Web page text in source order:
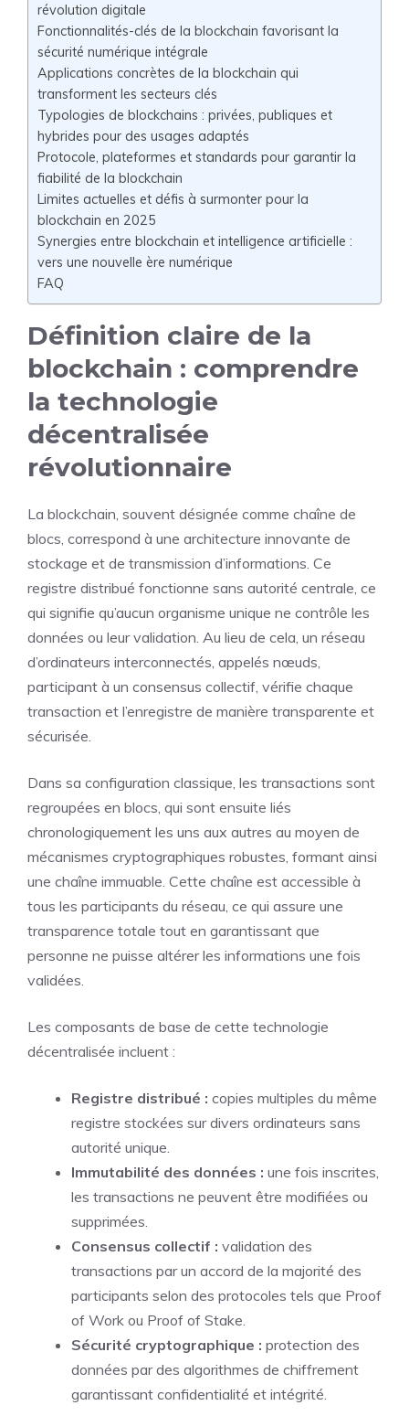
révolution digitale
Fonctionnalités-clés de la blockchain favorisant la
sécurité numérique intégrale
Applications concrètes de la blockchain qui
transforment les secteurs clés
Typologies de blockchains : privées, publiques et
hybrides pour des usages adaptés
Protocole, plateformes et standards pour garantir la
fiabilité de la blockchain
Limites actuelles et défis à surmonter pour la
blockchain en 2025
Synergies entre blockchain et intelligence artificielle :
vers une nouvelle ère numérique
FAQ
Définition claire de la
blockchain : comprendre
la technologie
décentralisée
révolutionnaire
La blockchain, souvent désignée comme chaîne de
blocs, correspond à une architecture innovante de
stockage et de transmission d’informations. Ce
registre distribué fonctionne sans autorité centrale, ce
qui signifie qu’aucun organisme unique ne contrôle les
données ou leur validation. Au lieu de cela, un réseau
d’ordinateurs interconnectés, appelés nœuds,
participant à un consensus collectif, vérifie chaque
transaction et l’enregistre de manière transparente et
sécurisée.
Dans sa configuration classique, les transactions sont
regroupées en blocs, qui sont ensuite liés
chronologiquement les uns aux autres au moyen de
mécanismes cryptographiques robustes, formant ainsi
une chaîne immuable. Cette chaîne est accessible à
tous les participants du réseau, ce qui assure une
transparence totale tout en garantissant que
personne ne puisse altérer les informations une fois
validées.
Les composants de base de cette technologie
décentralisée incluent :
Registre distribué : copies multiples du même
registre stockées sur divers ordinateurs sans
autorité unique.
Immutabilité des données : une fois inscrites,
les transactions ne peuvent être modifiées ou
supprimées.
Consensus collectif : validation des
transactions par un accord de la majorité des
participants selon des protocoles tels que Proof
of Work ou Proof of Stake.
Sécurité cryptographique : protection des
données par des algorithmes de chiffrement
garantissant confidentialité et intégrité.